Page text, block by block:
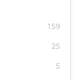
159
25
5
itibaren ₺246,41